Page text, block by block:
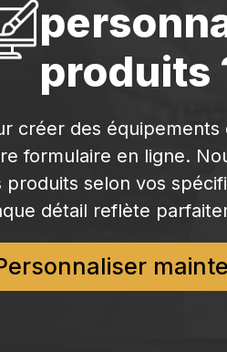
produits
créer des
formulaire en ligne.
produits selon vos
détail reflète